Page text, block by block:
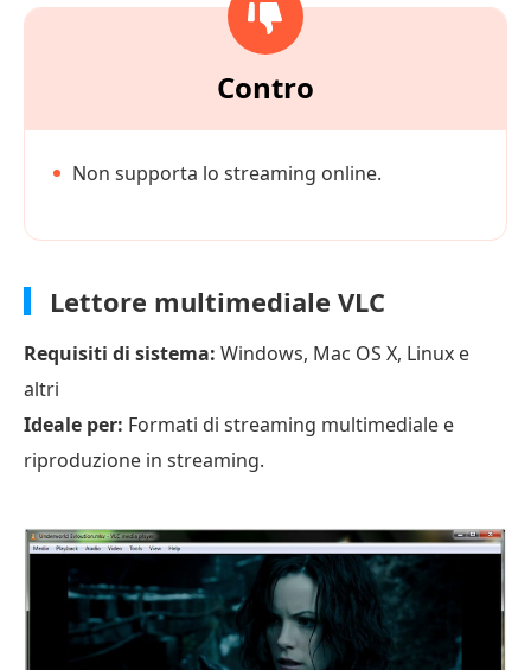
Contro
Non supporta lo streaming online.
Lettore multimediale VLC
Requisiti di sistema: Windows, Mac OS X, Linux e
altri
Ideale per: Formati di streaming multimediale e
riproduzione in streaming.